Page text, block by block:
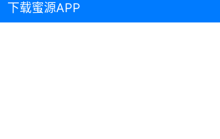
下载蜜源APP